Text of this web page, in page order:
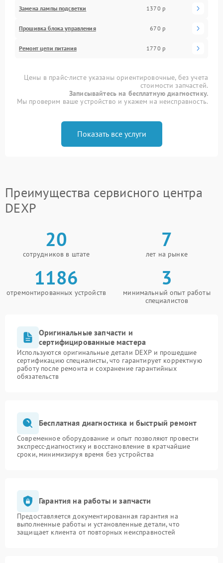
Замена лампы подсветки 1370 р
Прошивка блока управления 670 р
Ремонт цепи питания 1770 р
Цены в прайс-листе указаны ориентировочные, без учета
стоимости запчастей.
Записывайтесь на бесплатную диагностику.
Мы проверим ваше устройство и укажем на неисправность.
Показать все услуги
Преимущества сервисного центра
DEXP
20
сотрудников в штате
7
лет на рынке
1186
отремонтированных устройств
3
минимальный опыт работы
специалистов
Оригинальные запчасти и
сертифицированные мастера
Используются оригинальные детали DEXP и прошедшие
сертификацию специалисты, что гарантирует корректную
работу после ремонта и сохранение гарантийных
обязательств
Бесплатная диагностика и быстрый ремонт
Современное оборудование и опыт позволяют провести
экспресс-диагностику и восстановление в кратчайшие
сроки, минимизируя время без устройства
Гарантия на работы и запчасти
Предоставляется документированная гарантия на
выполненные работы и установленные детали, что
защищает клиента от повторных неисправностей